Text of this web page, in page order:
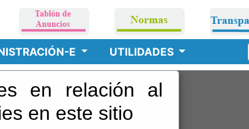
en relación al
en este sitio
E UTILIDADES